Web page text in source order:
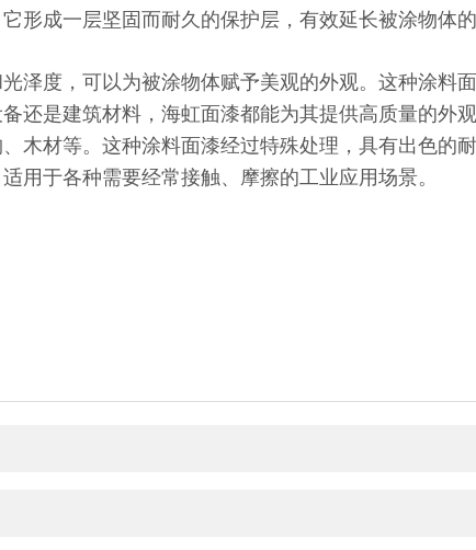
形成一层坚固而耐久的保护层，有效延长被涂物体
泽度，可以为被涂物体赋予美观的外观。这种涂料
还是建筑材料，海虹面漆都能为其提供高质量的外
木材等。这种涂料面漆经过特殊处理，具有出色的
用于各种需要经常接触、摩擦的工业应用场景。